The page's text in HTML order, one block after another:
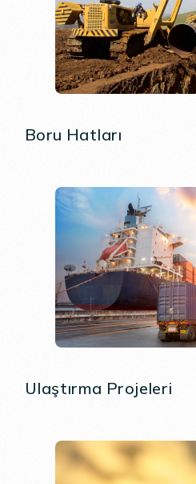
Boru Hatları
Ulaştırma Projeleri